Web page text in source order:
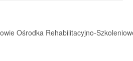
Ośrodka Rehabilitacyjno-